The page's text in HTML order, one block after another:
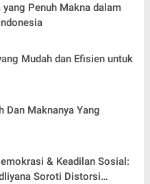
Penuh Makna dalam
Mudah dan Efisien untuk
Dan Maknanya Yang
& Keadilan Sosial:
Soroti Distorsi